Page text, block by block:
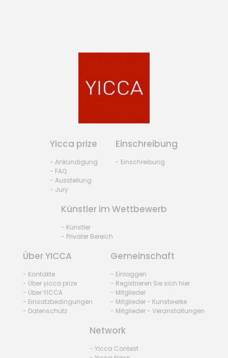
Yicca prize
- Ankündigung
- FAQ
- Ausstellung
- Jury
Einschreibung
- Einschreibung
Künstler im Wettbewerb
- Künstler
- Privater Bereich
Über YICCA
- Kontakte
- Über yicca prize
- Über YICCA
- Einsatzbedingungen
- Datenschutz
Gemeinschaft
- Einloggen
- Registrieren Sie sich hier
- Mitglieder
- Mitglieder - Kunstwerke
- Mitglieder - Veranstaltungen
Network
- Yicca Contest